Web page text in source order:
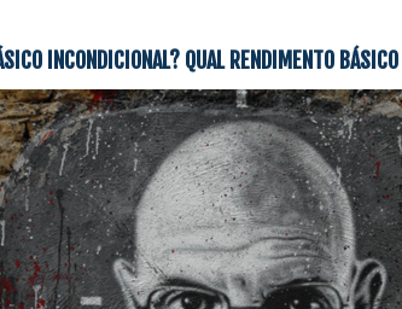
INCONDICIONAL? QUAL RENDIMENTO